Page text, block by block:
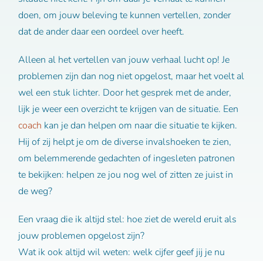
doen, om jouw beleving te kunnen vertellen, zonder
dat de ander daar een oordeel over heeft.
Alleen al het vertellen van jouw verhaal lucht op! Je
problemen zijn dan nog niet opgelost, maar het voelt al
wel een stuk lichter. Door het gesprek met de ander,
lijk je weer een overzicht te krijgen van de situatie. Een
coach kan je dan helpen om naar die situatie te kijken.
Hij of zij helpt je om de diverse invalshoeken te zien,
om belemmerende gedachten of ingesleten patronen
te bekijken: helpen ze jou nog wel of zitten ze juist in
de weg?
Een vraag die ik altijd stel: hoe ziet de wereld eruit als
jouw problemen opgelost zijn?
Wat ik ook altijd wil weten: welk cijfer geef jij je nu